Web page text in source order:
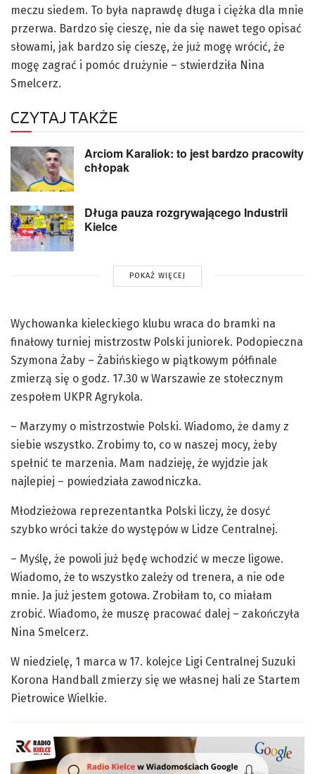
meczu siedem. To była naprawdę długa i ciężka dla mnie
przerwa. Bardzo się cieszę, nie da się nawet tego opisać
słowami, jak bardzo się cieszę, że już mogę wrócić, że
mogę zagrać i pomóc drużynie – stwierdziła Nina
Smelcerz.
CZYTAJ TAKŻE
Arciom Karaliok: to jest bardzo pracowity
chłopak
Długa pauza rozgrywającego Industrii
Kielce
POKAŻ WIĘCEJ
Wychowanka kieleckiego klubu wraca do bramki na
finałowy turniej mistrzostw Polski juniorek. Podopieczna
Szymona Żaby – Żabińskiego w piątkowym półfinale
zmierzą się o godz. 17.30 w Warszawie ze stołecznym
zespołem UKPR Agrykola.
– Marzymy o mistrzostwie Polski. Wiadomo, że damy z
siebie wszystko. Zrobimy to, co w naszej mocy, żeby
spełnić te marzenia. Mam nadzieję, że wyjdzie jak
najlepiej – powiedziała zawodniczka.
Młodzieżowa reprezentantka Polski liczy, że dosyć
szybko wróci także do występów w Lidze Centralnej.
– Myślę, że powoli już będę wchodzić w mecze ligowe.
Wiadomo, że to wszystko zależy od trenera, a nie ode
mnie. Ja już jestem gotowa. Zrobiłam to, co miałam
zrobić. Wiadomo, że muszę pracować dalej – zakończyła
Nina Smelcerz.
W niedzielę, 1 marca w 17. kolejce Ligi Centralnej Suzuki
Korona Handball zmierzy się we własnej hali ze Startem
Pietrowice Wielkie.